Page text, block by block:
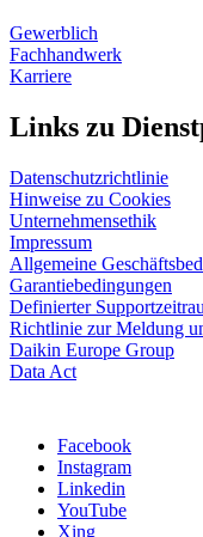
Gewerblich
Fachhandwerk
Karriere
Links zu
Datenschutzrichtlinie
Hinweise zu Cookies
Unternehmensethik
Impressum
Allgemeine
Garantiebedingungen
Definierter
Richtlinie zur Meldung
Daikin Europe Group
Data Act
Facebook
Instagram
Linkedin
YouTube
Xing